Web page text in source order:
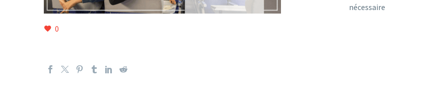
nécessaire
0